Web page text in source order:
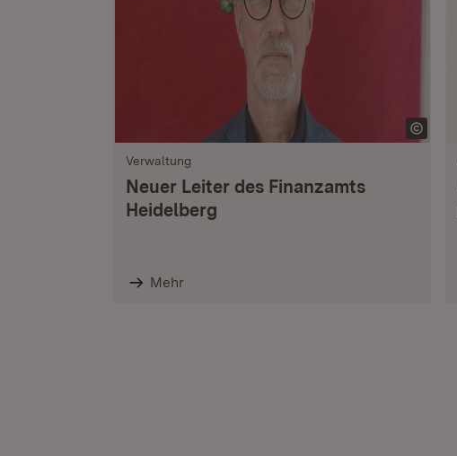
Verwaltung
Neuer Leiter des Finanzamts
Heidelberg
Mehr